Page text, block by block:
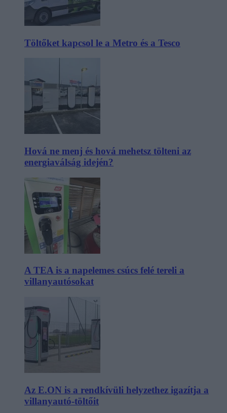
Töltőket kapcsol le a Metro és a Tesco
Hová ne menj és hová mehetsz tölteni az
energiaválság idején?
A TEA is a napelemes csúcs felé tereli a
villanyautósokat
Az E.ON is a rendkívüli helyzethez igazítja a
villanyautó-töltőit